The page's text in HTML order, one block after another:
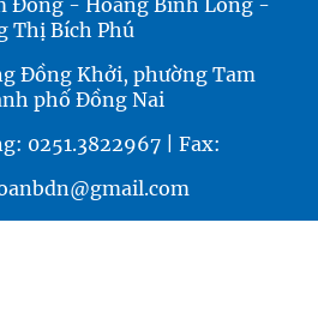
Đông - Hoàng Bình Long -
Thị Bích Phú
Đồng Khởi, phường Tam
phố Đồng Nai
0251.3822967 | Fax: